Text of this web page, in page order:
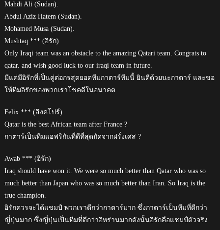
Mahdi Ali (Sudan).
Abdul Aziz Hatem (Sudan).
Mohamed Musa (Sudan).
Mushtaq *** (อิรัก)
Only Iraqi team was an obstacle to the amazing Qatari team. Congrats to
qatar. and wish good luck to our iraqi team in future.
มีแค่มีอิรักที่เป็นคู่ต่อกรสุดยอดทีมกาตาร์ทีมนี้ ยินดีด้วยนะกาตาร์ และขอ
ให้ทีมอิรักของพวกเราโชคดีในอนาคต
Felix *** (สิงคโปร์)
Qatar is the best African team after France ?
กาตาร์เป็นทีมแอฟริกันที่ดีที่สุดถัดจากฝรั่งเศส ?
Awab *** (อิรัก)
Iraq should have won it. We were so much better than Qatar who was so
much better than Japan who was so much better than Iran. So Iraq is the
true champion.
อิรักควรจะได้แชมป์ พวกเราดีกว่ากาตาร์มาก ซึ่งกาตาร์เป็นทีมที่ดีกว่า
ญี่ปุ่นมาก ซึ่งญี่ปุ่นเป็นทีมที่ดีกว่าอิหร่านมากดังนั้นอิรักคือแชมป์ตัวจริง